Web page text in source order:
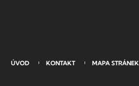
ÚVOD KONTAKT MAPA STRÁNEK